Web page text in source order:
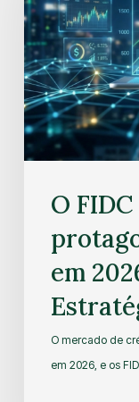
O
em
O mercado de
em 2026, e os